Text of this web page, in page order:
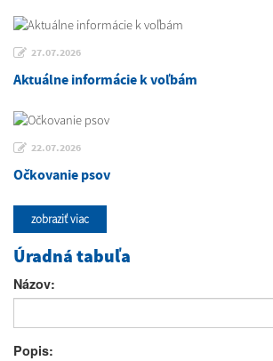
27.07.2026
Aktuálne informácie k voľbám
22.07.2026
Očkovanie psov
zobraziť viac
Úradná tabuľa
Názov:
Popis: